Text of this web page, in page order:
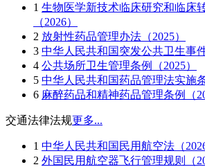
1 生物医学新技术临床研究和临床
（2026）
2 放射性药品管理办法（2025）
3 中华人民共和国突发公共卫生事
4 公共场所卫生管理条例（2025）
5 中华人民共和国药品管理法实施条
6 麻醉药品和精神药品管理条例（
交通法律法规更多...
1 中华人民共和国民用航空法（2026
2 外国民用航空器飞行管理规则（